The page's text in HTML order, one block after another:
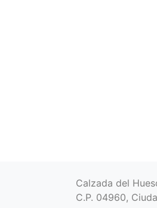
Calzada del
C.P. 04960,